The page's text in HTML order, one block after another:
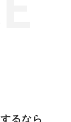
るなら